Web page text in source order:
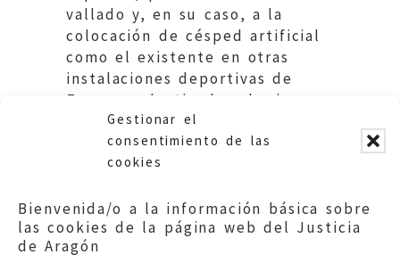
Gestionar el
consentimiento de las
cookies
Bienvenida/o a la información básica sobre
las cookies de la página web del Justicia
de Aragón
vallado y, en su caso, a la
colocación de césped artificial
como el existente en otras
instalaciones deportivas de
Zaragoza destinadas al mismo
uso. Ayuntamiento de Zaragoza.